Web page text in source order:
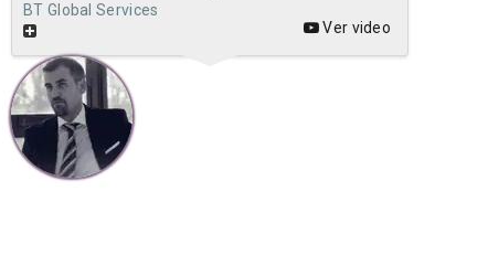
BT Global Services
Ver video